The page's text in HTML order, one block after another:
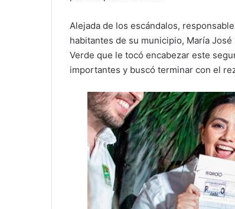
Alejada de los escándalos,
habitantes de su municipio, María
Verde que le tocó encabezar este
importantes y buscó terminar con el